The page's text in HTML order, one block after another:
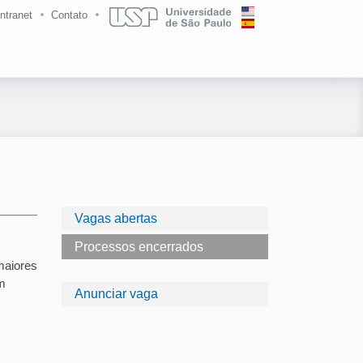
Intranet Contato
Vagas abertas
Processos encerrados
Anunciar vaga